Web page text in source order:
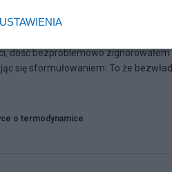
dość bezproblemowo
się sformułowaniem: To że
o termodynamice
USTAWIENIA